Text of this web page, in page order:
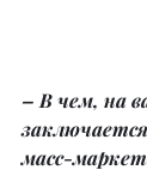
– В чем, на
масс-